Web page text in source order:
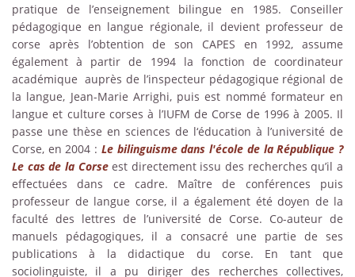
pratique de l’enseignement bilingue en 1985. Conseiller
pédagogique en langue régionale, il devient professeur de
corse après l’obtention de son CAPES en 1992, assume
également à partir de 1994 la fonction de coordinateur
académique auprès de l’inspecteur pédagogique régional de
la langue, Jean-Marie Arrighi, puis est nommé formateur en
langue et culture corses à l’IUFM de Corse de 1996 à 2005. Il
passe une thèse en sciences de l‘éducation à l’université de
Corse, en 2004 : Le bilinguisme dans l'école de la République ?
Le cas de la Corseest directement issu des recherches qu’il a
effectuées dans ce cadre. Maître de conférences puis
professeur de langue corse, il a également été doyen de la
faculté des lettres de l’université de Corse. Co-auteur de
manuels pédagogiques, il a consacré une partie de ses
publications à la didactique du corse. En tant que
sociolinguiste, il a pu diriger des recherches collectives,